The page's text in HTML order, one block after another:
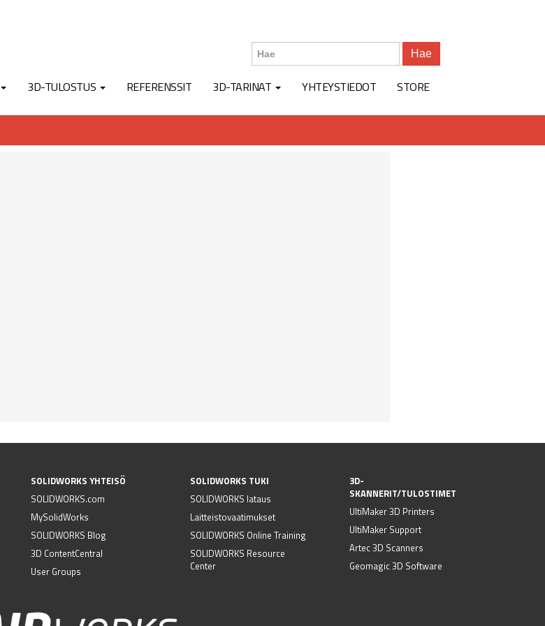
Hae
3D-TULOSTUS REFERENSSIT 3D-TARINAT YHTEYSTIEDOT STORE
SOLIDWORKS YHTEISÖ
SOLIDWORKS.com
MySolidWorks
SOLIDWORKS Blog
3D ContentCentral
User Groups
SOLIDWORKS TUKI
SOLIDWORKS lataus
Laitteistovaatimukset
SOLIDWORKS Online Training
SOLIDWORKS Resource
Center
3D-
SKANNERIT/TULOSTIMET
UltiMaker 3D Printers
UltiMaker Support
Artec 3D Scanners
Geomagic 3D Software